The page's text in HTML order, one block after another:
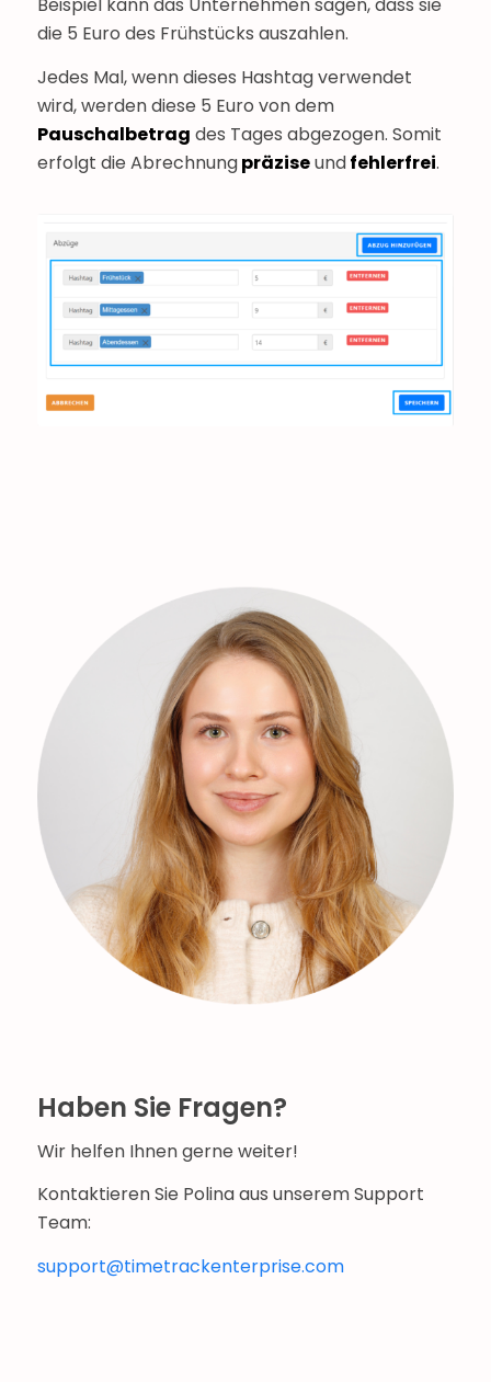
die 5 Euro des Frühstücks auszahlen.
Jedes Mal, wenn dieses Hashtag verwendet
wird, werden diese 5 Euro von dem
Pauschalbetrag des Tages abgezogen. Somit
erfolgt die Abrechnungpräziseundfehlerfrei.
Haben Sie Fragen?
Wir helfen Ihnen gerne weiter!
Kontaktieren Sie Polina aus unserem Support
Team:
support@timetrackenterprise.com